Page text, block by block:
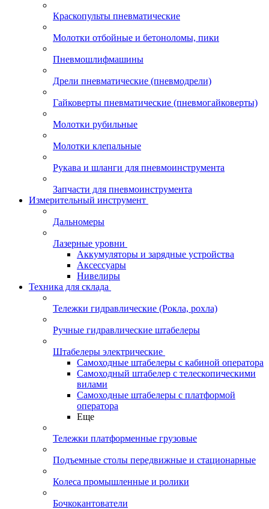
Краскопульты пневматические
Молотки отбойные и бетоноломы, пики
Пневмошлифмашины
Дрели пневматические (пневмодрели)
Гайковерты пневматические (пневмогайковерты)
Молотки рубильные
Молотки клепальные
Рукава и шланги для пневмоинструмента
Запчасти для пневмоинструмента
Измерительный инструмент
Дальномеры
Лазерные уровни
Аккумуляторы и зарядные устройства
Аксессуары
Нивелиры
Техника для склада
Тележки гидравлические (Рокла, рохла)
Ручные гидравлические штабелеры
Штабелеры электрические
Самоходные штабелеры с кабиной оператора
Самоходный штабелер с телескопическими
вилами
Самоходные штабелеры с платформой
оператора
Еще
Тележки платформенные грузовые
Подъемные столы передвижные и стационарные
Колеса промышленные и ролики
Бочкокантователи